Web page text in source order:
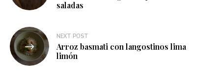
entradas
saladas
NEXT POST
Arroz basmati con langostinos lima
limón